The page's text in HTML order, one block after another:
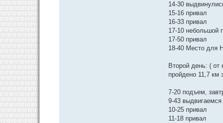
14-30
15-16 привал
16-33 привал
17-10 небольшой
17-50 привал
18-40 Место для
Второй день: ( от
пройдено 11,7 км
7-20 подъем,
9-43
10-25 привал
11-18 привал